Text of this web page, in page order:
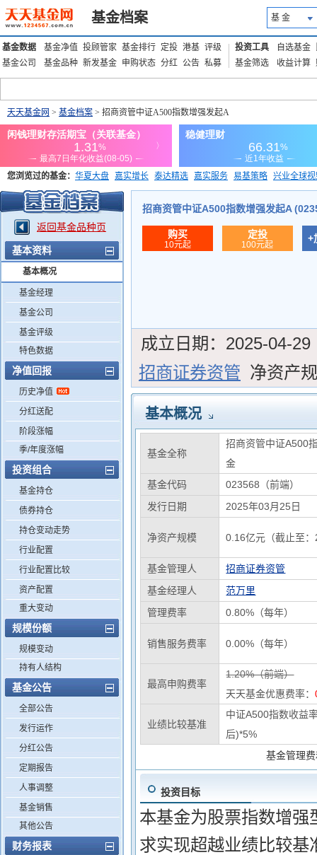
基金档案 基 金
基金数据 基金净值 投顾管家 基金排行 定投 港基 评级
基金公司
基金品种 新发基金 申购状态 分红 公告 私募
投资工具 自选基金
基金筛选
收益计算
天天基金网 > 基金档案 > 招商资管中证A500指数增强发起A
您浏览过的基金： 华夏大盘 嘉实增长 泰达精选 嘉实服务 易基策略 兴业全球
添富优势 华安宏利 上证180价值ETF
返回基金品种页
基本资料
基本概况
基金经理
基金公司
基金评级
特色数据
净值回报
历史净值
分红送配
阶段涨幅
季/年度涨幅
投资组合
基金持仓
债券持仓
持仓变动走势
行业配置
行业配置比较
资产配置
重大变动
规模份额
规模变动
持有人结构
基金公告
全部公告
发行运作
分红公告
定期报告
人事调整
基金销售
其他公告
财务报表
招商资管中证A500指数增强发起A
购买
10元起
定投
100元起
+
成立日期： 2025-04-29
招商证券资管 净资产
基本概况
基金全称
招商资管中证A500
金
基金代码
023568（前端）
发行日期
2025年03月25日
净资产规模 0.16亿元（截止至
基金管理人
招商证券资管
基金经理人
范万里
管理费率
0.80%（每年）
销售服务费率 0.00%（每年）
最高申购费率
1.20%（前端）
天天基金优惠费率：
业绩比较基准
中证A500指数收益
后)*5%
基金管理
投资目标
本基金为股票指数增
求实现超越业绩比较